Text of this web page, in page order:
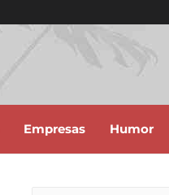
Empresas Humor